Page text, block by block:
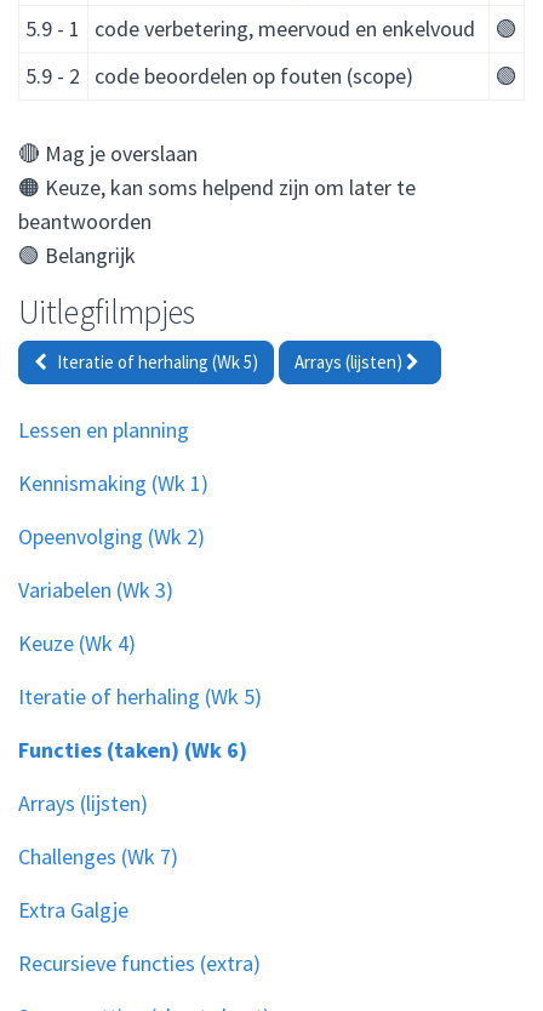
Lessen en planning
Kennismaking (Wk 1)
Opeenvolging (Wk 2)
Variabelen (Wk 3)
Keuze (Wk 4)
Iteratie of herhaling (Wk 5)
Functies (taken) (Wk 6)
Arrays (lijsten)
Challenges (Wk 7)
Extra Galgje
Recursieve functies (extra)
5.9 - 1
code verbetering, meervoud en enkelvoud
🟢
5.9 - 2
code beoordelen op fouten (scope) 🟢
🔴 Mag je overslaan
🟠 Keuze, kan soms helpend zijn om later te
beantwoorden
🟢 Belangrijk
Uitlegfilmpjes
Iteratie of herhaling (Wk 5) Arrays (lijsten)